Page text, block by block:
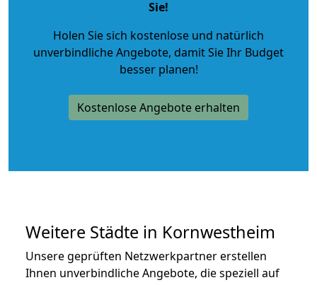
Sie!
Holen Sie sich kostenlose und natürlich
unverbindliche Angebote, damit Sie Ihr Budget
besser planen!
Kostenlose Angebote erhalten
Weitere Städte in Kornwestheim
Unsere geprüften Netzwerkpartner erstellen
Ihnen unverbindliche Angebote, die speziell auf